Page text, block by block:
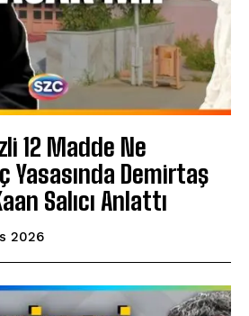
12 Madde Ne
Yasasında Demirtaş
Salıcı Anlattı
2026